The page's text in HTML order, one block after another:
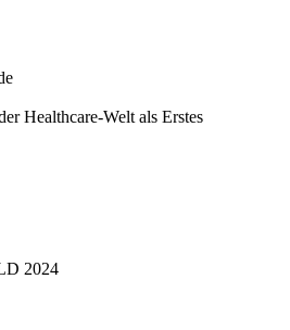
Healthcare-Welt als Erstes
2024